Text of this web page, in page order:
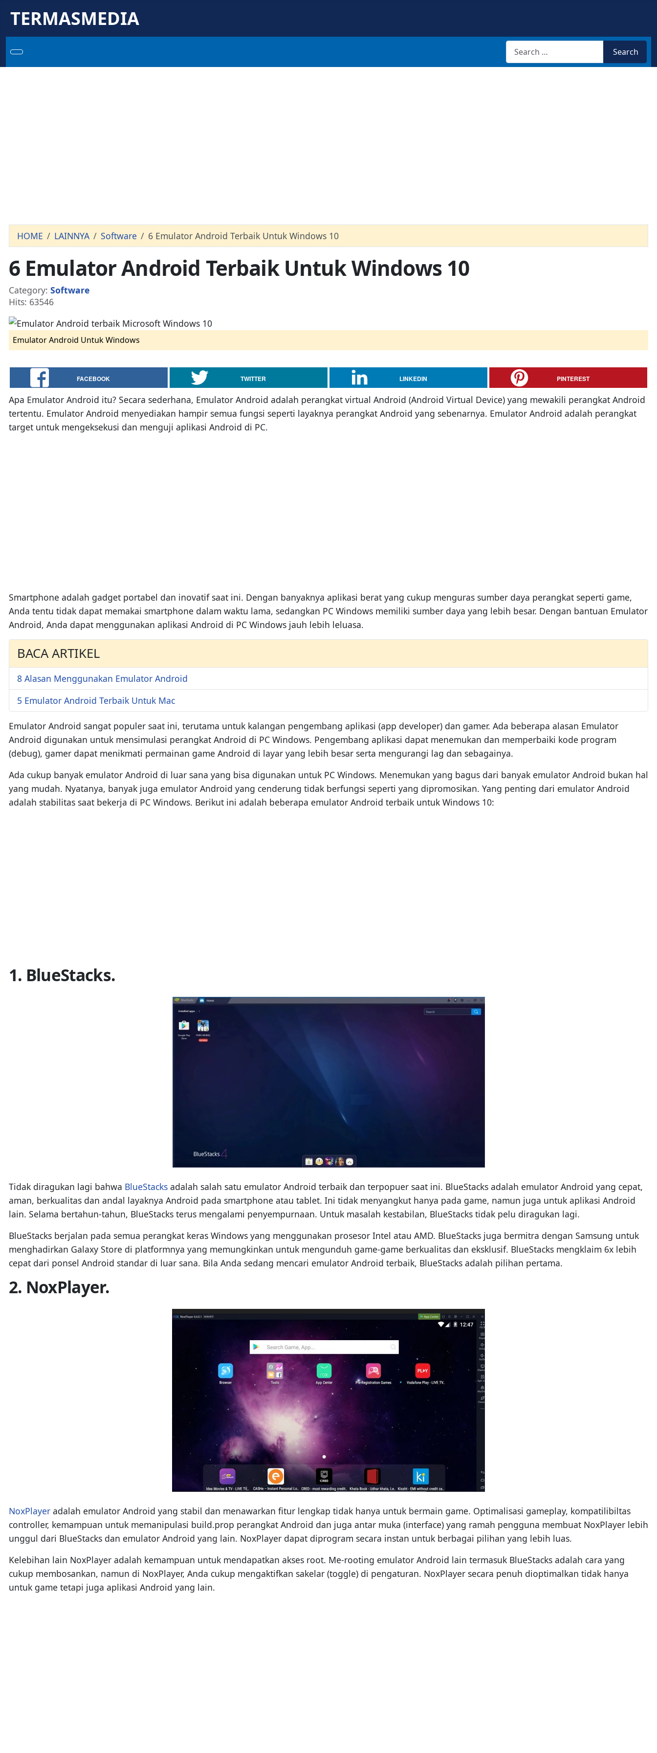
TERMASMEDIA
Search Search
HOME LAINNYA Software 6 Emulator Android Terbaik Untuk Windows 10
6 Emulator Android Terbaik Untuk Windows 10
Details
Category: Software
Hits: 63546
Emulator Android Untuk Windows
FACEBOOK TWITTER LINKEDIN PINTEREST
Apa Emulator Android itu? Secara sederhana, Emulator Android adalah perangkat virtual Android (Android Virtual Device) yang mewakili perangkat Android
tertentu. Emulator Android menyediakan hampir semua fungsi seperti layaknya perangkat Android yang sebenarnya. Emulator Android adalah perangkat
target untuk mengeksekusi dan menguji aplikasi Android di PC.
Smartphone adalah gadget portabel dan inovatif saat ini. Dengan banyaknya aplikasi berat yang cukup menguras sumber daya perangkat seperti game,
Anda tentu tidak dapat memakai smartphone dalam waktu lama, sedangkan PC Windows memiliki sumber daya yang lebih besar. Dengan bantuan Emulator
Android, Anda dapat menggunakan aplikasi Android di PC Windows jauh lebih leluasa.
BACA ARTIKEL
8 Alasan Menggunakan Emulator Android
5 Emulator Android Terbaik Untuk Mac
Emulator Android sangat populer saat ini, terutama untuk kalangan pengembang aplikasi (app developer) dan gamer. Ada beberapa alasan Emulator
Android digunakan untuk mensimulasi perangkat Android di PC Windows. Pengembang aplikasi dapat menemukan dan memperbaiki kode program
(debug), gamer dapat menikmati permainan game Android di layar yang lebih besar serta mengurangi lag dan sebagainya.
Ada cukup banyak emulator Android di luar sana yang bisa digunakan untuk PC Windows. Menemukan yang bagus dari banyak emulator Android bukan hal
yang mudah. Nyatanya, banyak juga emulator Android yang cenderung tidak berfungsi seperti yang dipromosikan. Yang penting dari emulator Android
adalah stabilitas saat bekerja di PC Windows. Berikut ini adalah beberapa emulator Android terbaik untuk Windows 10:
1. BlueStacks.
Tidak diragukan lagi bahwa BlueStacksadalah salah satu emulator Android terbaik dan terpopuer saat ini. BlueStacks adalah emulator Android yang cepat,
aman, berkualitas dan andal layaknya Android pada smartphone atau tablet. Ini tidak menyangkut hanya pada game, namun juga untuk aplikasi Android
lain. Selama bertahun-tahun, BlueStacks terus mengalami penyempurnaan. Untuk masalah kestabilan, BlueStacks tidak pelu diragukan lagi.
BlueStacks berjalan pada semua perangkat keras Windows yang menggunakan prosesor Intel atau AMD. BlueStacks juga bermitra dengan Samsung untuk
menghadirkan Galaxy Store di platformnya yang memungkinkan untuk mengunduh game-game berkualitas dan eksklusif. BlueStacks mengklaim 6x lebih
cepat dari ponsel Android standar di luar sana. Bila Anda sedang mencari emulator Android terbaik, BlueStacks adalah pilihan pertama.
2. NoxPlayer.
NoxPlayeradalah emulator Android yang stabil dan menawarkan fitur lengkap tidak hanya untuk bermain game. Optimalisasi gameplay, kompatilibiltas
controller, kemampuan untuk memanipulasi build.prop perangkat Android dan juga antar muka (interface) yang ramah pengguna membuat NoxPlayer lebih
unggul dari BlueStacks dan emulator Android yang lain. NoxPlayer dapat diprogram secara instan untuk berbagai pilihan yang lebih luas.
Kelebihan lain NoxPlayer adalah kemampuan untuk mendapatkan akses root. Me-rooting emulator Android lain termasuk BlueStacks adalah cara yang
cukup membosankan, namun di NoxPlayer, Anda cukup mengaktifkan sakelar (toggle) di pengaturan. NoxPlayer secara penuh dioptimalkan tidak hanya
untuk game tetapi juga aplikasi Android yang lain.